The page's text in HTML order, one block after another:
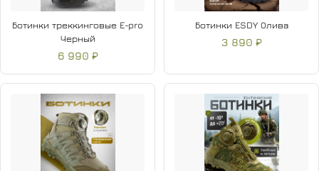
Ботинки треккинговые E-pro
Черный
6 990 ₽
Ботинки ESDY Олива
3 890 ₽